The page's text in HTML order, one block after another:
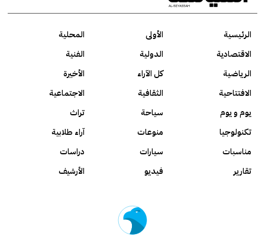
الرئيسية الأولى
المحلية
الاقتصادية
الدولية
الفنية
الرياضية
كل الآراء
الأخيرة
الافتتاحية
الثقافية
الاجتماعية
يوم و يوم
سياحة
تراث
تكنولوجيا
منوعات
آراء طلابية
مناسبات
سيارات
دراسات
تقارير
فيديو الأرشيف